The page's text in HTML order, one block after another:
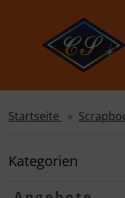
Sprungnavigation
Springe zur
Startseite
Kategorien